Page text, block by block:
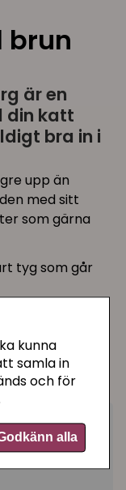
kunna
samla in
och för
alla
brun
är en
din katt
bra in i
upp än
med sitt
som gärna
tyg som går
Bevaka